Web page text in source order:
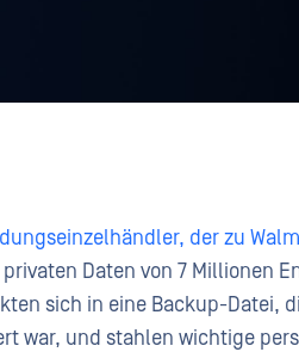
der zu
privaten Daten von 7 Millionen
sich in eine Backup-Datei,
war, und stahlen wichtige